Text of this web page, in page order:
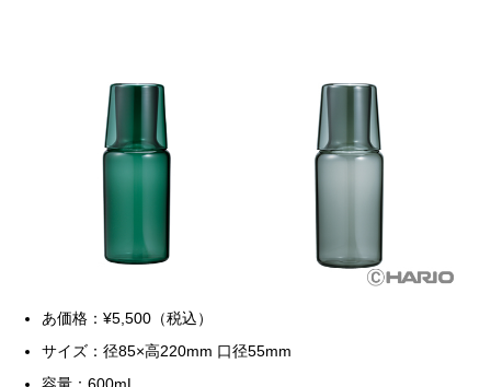
あ価格：¥5,500（税込）
サイズ：径85×高220mm 口径55mm
容量：600mL